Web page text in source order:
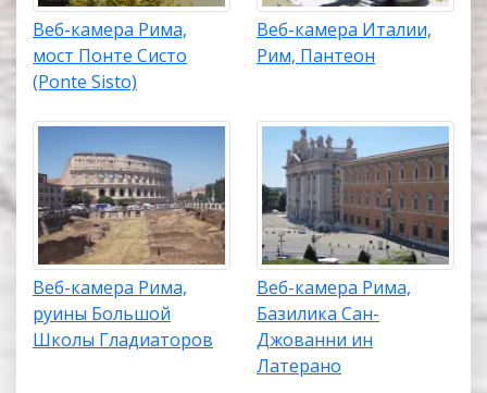
Веб-камера Рима,
мост Понте Систо
(Ponte Sisto)
Веб-камера Италии,
Рим, Пантеон
Веб-камера Рима,
руины Большой
Школы Гладиаторов
Веб-камера Рима,
Базилика Сан-
Джованни ин
Латерано